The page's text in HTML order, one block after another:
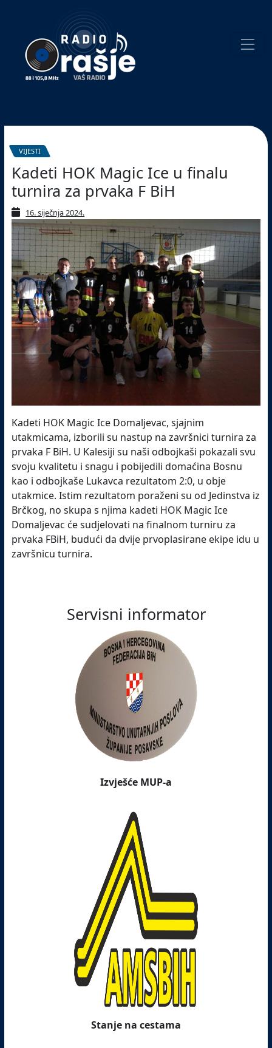
website!
VIJESTI
Kadeti HOK Magic Ice u finalu
turnira za prvaka F BiH
16. siječnja 2024.
Kadeti HOK Magic Ice Domaljevac, sjajnim
utakmicama, izborili su nastup na završnici turnira za
prvaka F BiH. U Kalesiji su naši odbojkaši pokazali svu
svoju kvalitetu i snagu i pobijedili domaćina Bosnu
kao i odbojkaše Lukavca rezultatom 2:0, u obje
utakmice. Istim rezultatom poraženi su od Jedinstva iz
Brčkog, no skupa s njima kadeti HOK Magic Ice
Domaljevac će sudjelovati na finalnom turniru za
prvaka FBiH, budući da dvije prvoplasirane ekipe idu u
završnicu turnira.
Servisni informator
Izvješće MUP-a
Stanje na cestama